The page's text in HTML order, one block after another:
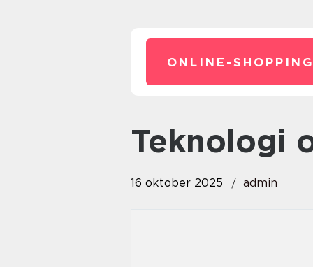
ONLINE-
Teknologi
16 oktober 2025 admin